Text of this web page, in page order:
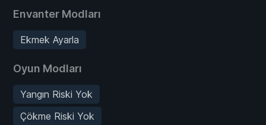
Envanter Modları
Ekmek Ayarla
Oyun Modları
Yangın Riski Yok
Çökme Riski Yok